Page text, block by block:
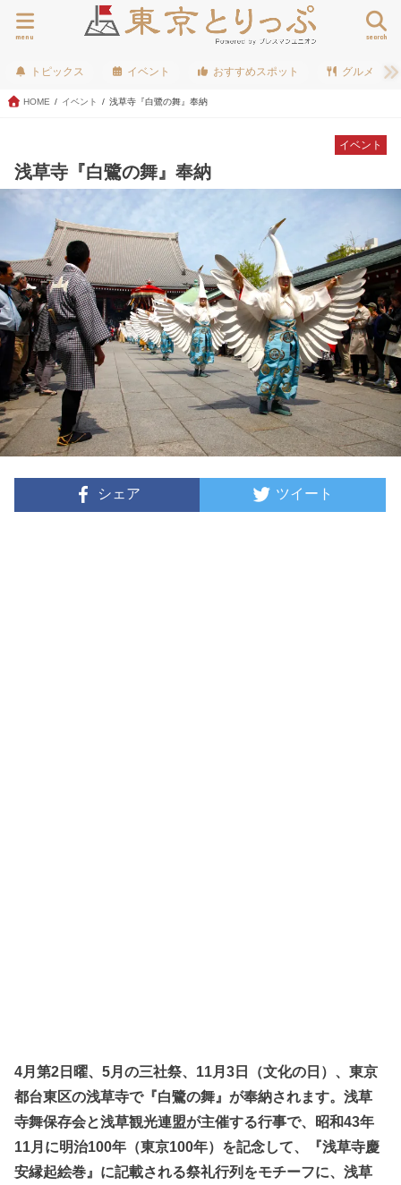
search
menu
トピックス イベント おすすめスポット グルメ
HOME イベント 浅草寺『白鷺の舞』奉納
イベント
浅草寺『白鷺の舞』奉納
シェア ツイート
4月第2日曜、5月の三社祭、11月3日（文化の日）、東京
都台東区の浅草寺で『白鷺の舞』が奉納されます。浅草
寺舞保存会と浅草観光連盟が主催する行事で、昭和43年
11月に明治100年（東京100年）を記念して、『浅草寺慶
安縁起絵巻』に記載される祭礼行列をモチーフに、浅草